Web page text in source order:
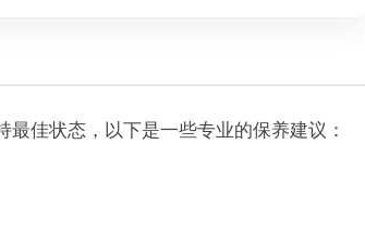
最佳状态，以下是一些专业的保养建议：